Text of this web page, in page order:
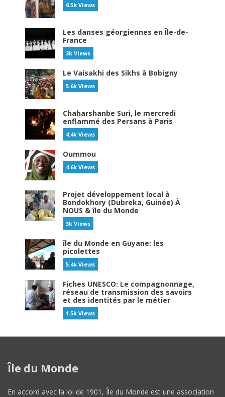
6.5k Views
Les danses géorgiennes en Île-de-
France
3k Views
Le Vaisakhi des Sikhs à Bobigny
5.6k Views
Chaharshanbe Suri, le mercredi
enflammé des Persans à Paris
4.4k Views
Oummou
4.6k Views
Projet développement local à
Bondokhory (Dubreka, Guinée) À
NOUS & île du Monde
3k Views
île du Monde en Guyane: les
picolettes
5.4k Views
Fiches UNESCO: Le compagnonnage,
réseau de transmission des savoirs
et des identités par le métier
1.5k Views
Île du Monde
En accord avec la loi de 1901, Île du Monde est une association